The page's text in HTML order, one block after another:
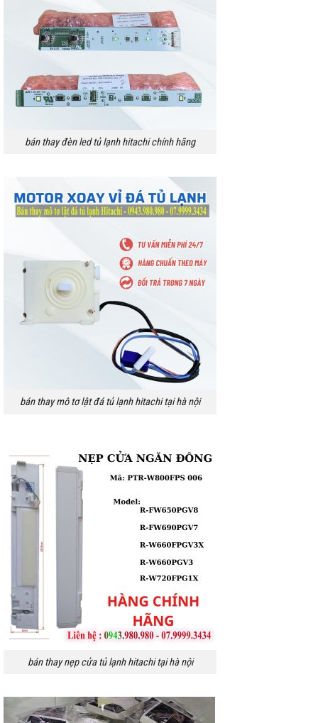
bán thay đèn led tủ lạnh hitachi chính hãng
bán thay mô tơ lật đá tủ lạnh hitachi tại hà nội
bán thay nẹp cửa tủ lạnh hitachi tại hà nội